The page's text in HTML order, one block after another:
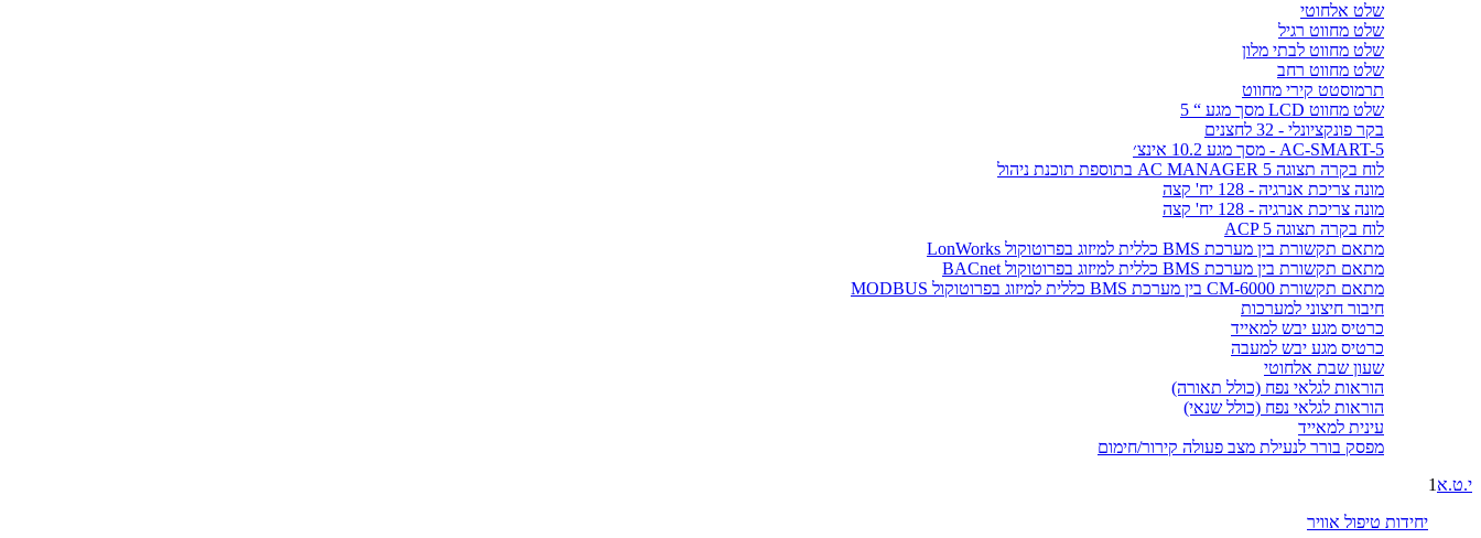
שלט אלחוטי
שלט מחווט רגיל
שלט מחווט לבתי מלון
שלט מחווט רחב
תרמוסטט קירי מחווט
שלט מחווט LCD מסך מגע “ 5
בקר פונקציונלי - 32 לחצנים
AC-SMART-5 - מסך מגע 10.2 אינצ׳
לוח בקרה תצוגה AC MANAGER 5 בתוספת תוכנת ניהול
מונה צריכת אנרגיה - 128 יח' קצה
מונה צריכת אנרגיה - 128 יח' קצה
לוח בקרה תצוגה ACP 5
מתאם תקשורת בין מערכת BMS כללית למיזוג בפרוטוקול LonWorks
מתאם תקשורת בין מערכת BMS כללית למיזוג בפרוטוקול BACnet
מתאם תקשורת CM-6000 בין מערכת BMS כללית למיזוג בפרוטוקול MODBUS
חיבור חיצוני למערכות
כרטיס מגע יבש למאייד
כרטיס מגע יבש למעבה
שעון שבת אלחוטי
הוראות לגלאי נפח (כולל תאורה)
הוראות לגלאי נפח (כולל שנאי)
עינית למאייד
מפסק בורר לנעילת מצב פעולה קירור/חימום
י.ט.א 1
יחידות טיפול אוויר